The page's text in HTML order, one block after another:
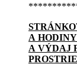
A
A VÝDAJ